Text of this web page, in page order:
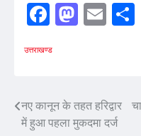
Facebook
उत्तराखण्ड
Post
नए कानून के तहत हरिद्वार
में हुआ पहला मुकदमा दर्ज